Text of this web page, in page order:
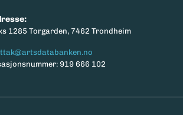
1285 Torgarden, 7462 Trondheim
919 666 102